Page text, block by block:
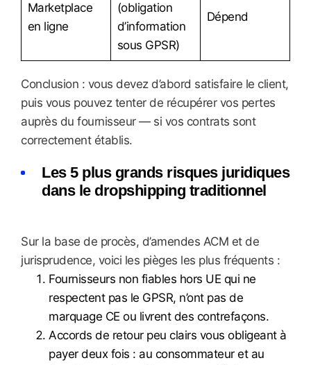
Marketplace
en ligne
(obligation
d’information
sous GPSR)
Dépend
Conclusion : vous devez d’abord satisfaire le client,
puis vous pouvez tenter de récupérer vos pertes
auprès du fournisseur — si vos contrats sont
correctement établis.
Les 5 plus grands risques juridiques
dans le dropshipping traditionnel
Sur la base de procès, d’amendes ACM et de
jurisprudence, voici les pièges les plus fréquents :
Fournisseurs non fiables hors UE qui ne
respectent pas le GPSR, n’ont pas de
marquage CE ou livrent des contrefaçons.
Accords de retour peu clairs vous obligeant à
payer deux fois : au consommateur et au